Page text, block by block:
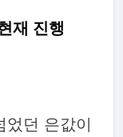
재 진행
었던 은값이